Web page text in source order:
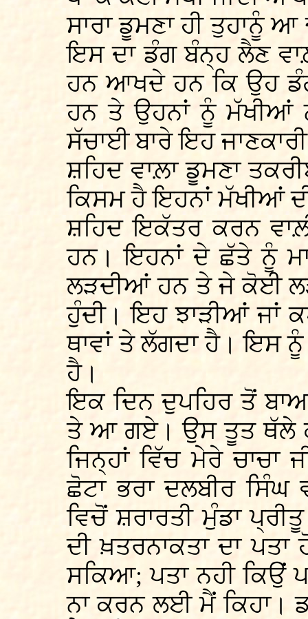
ਸਾਰਾ ਡੂਮਣਾ ਹੀ
ਇਸ ਦਾ ਡੰਗ ਬੰਨ੍ਹ ਲੈਣ
ਹਨ ਆਖਦੇ ਹਨ ਕਿ ਉਹ
ਹਨ ਤੇ ਉਹਨਾਂ ਨੂੰ ਮੱਖੀਆਂ
ਸੱਚਾਈ ਬਾਰੇ ਇਹ
ਸ਼ਹਿਦ ਵਾਲ਼ਾ ਡੂਮਣਾ
ਕਿਸਮ ਹੈ ਇਹਨਾਂ ਮੱਖੀਆਂ
ਸ਼ਹਿਦ ਇਕੱਤਰ ਕਰਨ
ਹਨ। ਇਹਨਾਂ ਦੇ ਛੱਤੇ ਨੂੰ
ਲੜਦੀਆਂ ਹਨ ਤੇ ਜੇ ਕੋਈ ਲੜੇ
ਹੁੰਦੀ। ਇਹ ਝਾੜੀਆਂ ਜਾਂ
ਥਾਵਾਂ ਤੇ ਲੱਗਦਾ ਹੈ। ਇਸ
ਹੈ।
ਇਕ ਦਿਨ ਦੁਪਹਿਰ ਤੋਂ
ਤੇ ਆ ਗਏ। ਉਸ ਤੂਤ ਥੱਲੇ
ਜਿਨ੍ਹਾਂ ਵਿੱਚ ਮੇਰੇ ਚਾਚਾ
ਛੋਟਾ ਭਰਾ ਦਲਬੀਰ ਸਿੰਘ
ਵਿਚੋਂ ਸ਼ਰਾਰਤੀ ਮੁੰਡਾ
ਦੀ ਖ਼ਤਰਨਾਕਤਾ ਦਾ
ਸਕਿਆ; ਪਤਾ ਨਹੀ ਕਿਉਂ
ਨਾ ਕਰਨ ਲਈ ਮੈਂ ਕਿਹਾ।